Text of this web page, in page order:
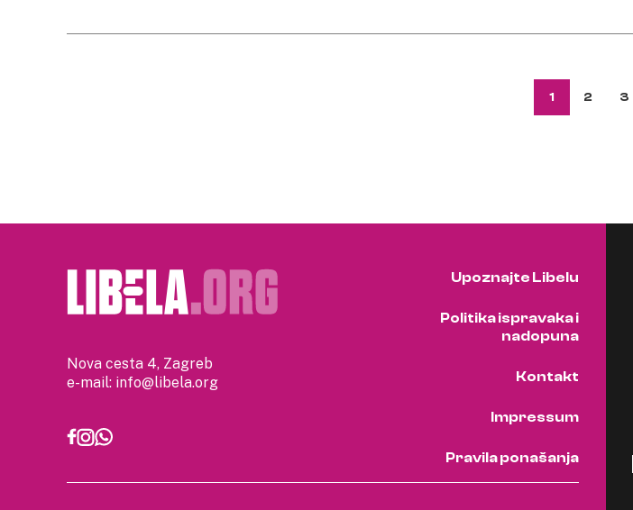
1 2 3
Nova cesta 4, Zagreb
e-mail: info@libela.org
Upoznajte Libelu
Politika ispravaka i
nadopuna
Kontakt
Impressum
Pravila ponašanja